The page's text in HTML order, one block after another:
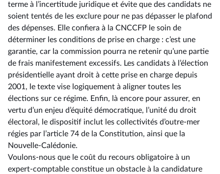
terme à l’incertitude juridique et évite que des candidats ne
soient tentés de les exclure pour ne pas dépasser le plafond
des dépenses. Elle confiera à la CNCCFP le soin de
déterminer les conditions de prise en charge : c’est une
garantie, car la commission pourra ne retenir qu’une partie
de frais manifestement excessifs. Les candidats à l’élection
présidentielle ayant droit à cette prise en charge depuis
2001, le texte vise logiquement à aligner toutes les
élections sur ce régime. Enfin, là encore pour assurer, en
vertu d’un enjeu d’équité démocratique, l’unité du droit
électoral, le dispositif inclut les collectivités d’outre-mer
régies par l’article 74 de la Constitution, ainsi que la
Nouvelle-Calédonie.
Voulons-nous que le coût du recours obligatoire à un
expert-comptable constitue un obstacle à la candidature